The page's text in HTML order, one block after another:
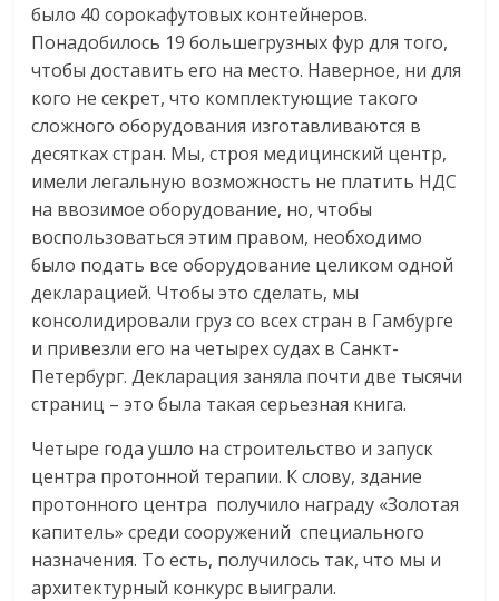
было 40 сорокафутовых контейнеров.
Понадобилось 19 большегрузных фур для того,
чтобы доставить его на место. Наверное, ни для
кого не секрет, что комплектующие такого
сложного оборудования изготавливаются в
десятках стран. Мы, строя медицинский центр,
имели легальную возможность не платить НДС
на ввозимое оборудование, но, чтобы
воспользоваться этим правом, необходимо
было подать все оборудование целиком одной
декларацией. Чтобы это сделать, мы
консолидировали груз со всех стран в Гамбурге
и привезли его на четырех судах в Санкт-
Петербург. Декларация заняла почти две тысячи
страниц – это была такая серьезная книга.
Четыре года ушло на строительство и запуск
центра протонной терапии. К слову, здание
протонного центра получило награду «Золотая
капитель» среди сооружений специального
назначения. То есть, получилось так, что мы и
архитектурный конкурс выиграли.